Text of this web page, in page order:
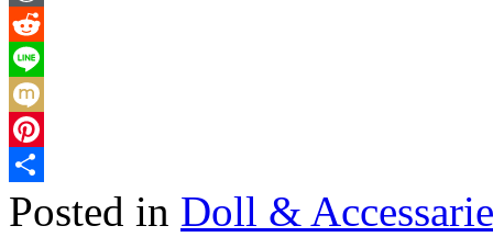
WordPress
Reddit
Line
Mixi
Pinterest
Share
Posted in Doll &